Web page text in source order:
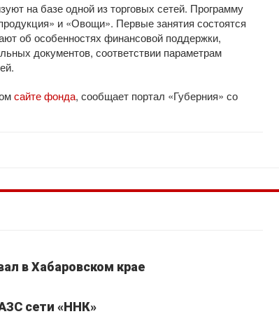
на базе одной из торговых сетей. Программу
и «Овощи». Первые занятия состоятся
об особенностях финансовой поддержки,
документов, соответствии параметрам
сайте фонда, сообщает портал «Губерния» со
в Хабаровском крае
сети «ННК»